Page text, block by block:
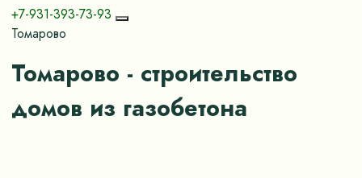
+7-931-393-73-93
Томарово
Томарово - строительство
домов из газобетона